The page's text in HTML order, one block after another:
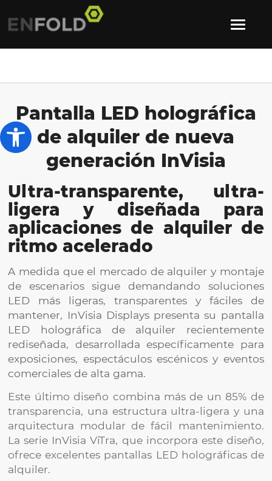
Pantalla LED holográfica
de alquiler de nueva
generación InVisia
Ultra-transparente, ultra-
ligera y diseñada para
aplicaciones de alquiler de
ritmo acelerado
A medida que el mercado de alquiler y montaje
de escenarios sigue demandando soluciones
LED más ligeras, transparentes y fáciles de
mantener, InVisia Displays presenta su pantalla
LED holográfica de alquiler recientemente
rediseñada, desarrollada específicamente para
exposiciones, espectáculos escénicos y eventos
comerciales de alta gama.
Este último diseño combina más de un 85% de
transparencia, una estructura ultra-ligera y una
arquitectura modular de fácil mantenimiento.
La serie InVisia ViTra, que incorpora este diseño,
ofrece excelentes pantallas LED holográficas de
alquiler.
Abrir barra de herramientas